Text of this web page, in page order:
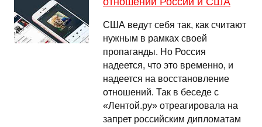
США ведут себя так, как считают
нужным в рамках своей
пропаганды. Но Россия
надеется, что это временно, и
надеется на восстановление
отношений. Так в беседе с
«Лентой.ру» отреагировала на
запрет российским дипломатам